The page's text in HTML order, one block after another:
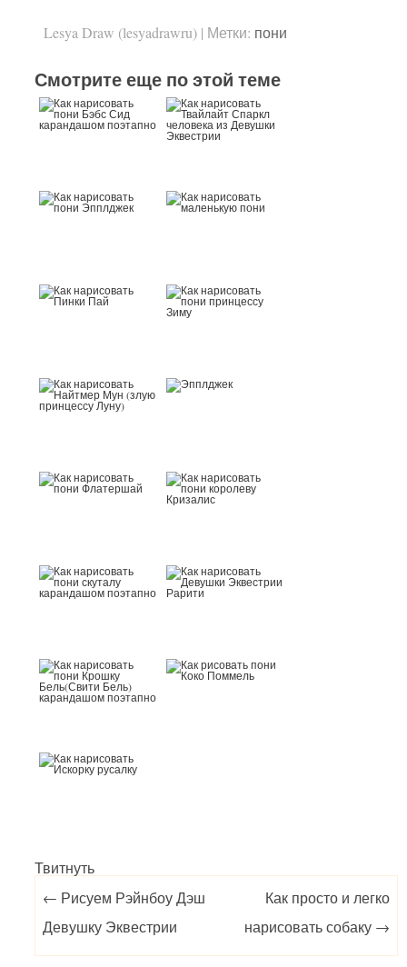
Lesya Draw (lesyadrawru) | Метки: пони
Смотрите еще по этой теме
Твитнуть
Post navigation
← Рисуем Рэйнбоу Дэш
Девушку Эквестрии
Как просто и легко
нарисовать собаку →